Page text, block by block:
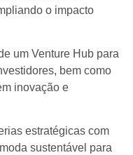
o impacto
um Venture Hub para
bem como
inovação e
estratégicas com
sustentável para